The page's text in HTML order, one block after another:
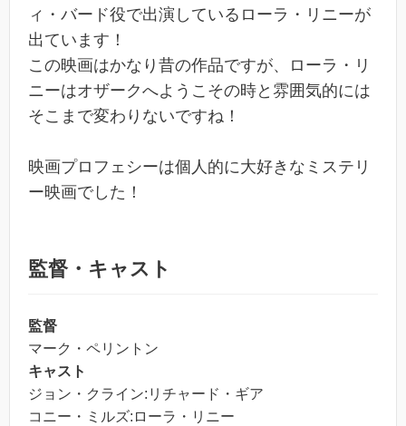
ィ・バード役で出演しているローラ・リニーが
出ています！
この映画はかなり昔の作品ですが、ローラ・リ
ニーはオザークへようこその時と雰囲気的には
そこまで変わりないですね！
映画プロフェシーは個人的に大好きなミステリ
ー映画でした！
監督・キャスト
監督
マーク・ペリントン
キャスト
ジョン・クライン:リチャード・ギア
コニー・ミルズ:ローラ・リニー